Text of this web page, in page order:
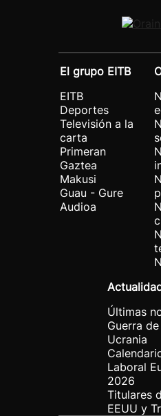
El grupo EITB
EITB
Deportes
Televisión a la
carta
Primeran
Gaztea
Makusi
Guau - Gure
Audioa
Últimas
Guerra de
Ucrania
Laboral
2026
Titulares
EEUU y